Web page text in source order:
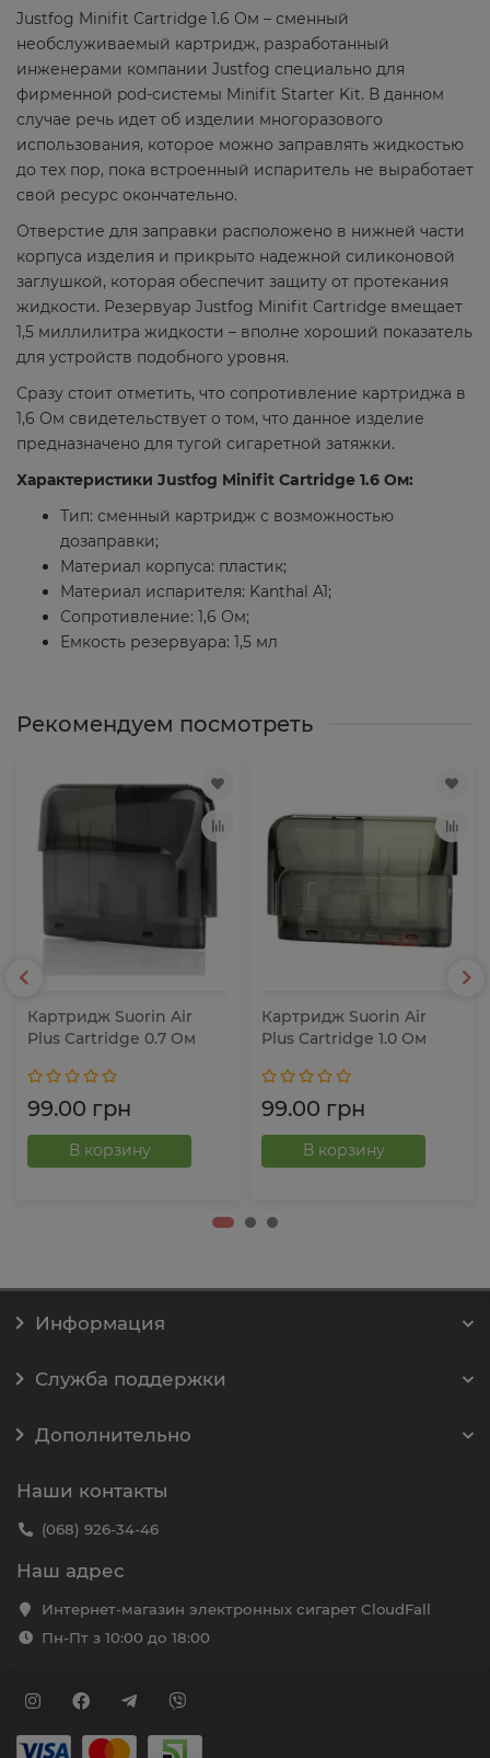
Justfog Minifit Cartridge 1.6 Ом – сменный
необслуживаемый картридж, разработанный
инженерами компании Justfog специально для
фирменной pod-системы Minifit Starter Kit. В данном
случае речь идет об изделии многоразового
использования, которое можно заправлять жидкостью
до тех пор, пока встроенный испаритель не выработает
свой ресурс окончательно.
Отверстие для заправки расположено в нижней части
корпуса изделия и прикрыто надежной силиконовой
заглушкой, которая обеспечит защиту от протекания
жидкости. Резервуар Justfog Minifit Cartridge вмещает
1,5 миллилитра жидкости – вполне хороший показатель
для устройств подобного уровня.
Сразу стоит отметить, что сопротивление картриджа в
1,6 Ом свидетельствует о том, что данное изделие
предназначено для тугой сигаретной затяжки.
Характеристики Justfog Minifit Cartridge 1.6 Ом:
Тип: сменный картридж с возможностью
дозаправки;
Материал корпуса: пластик;
Материал испарителя: Kanthal A1;
Сопротивление: 1,6 Ом;
Емкость резервуара: 1,5 мл
Рекомендуем посмотреть
Картридж Suorin Air
Plus Cartridge 0.7 Ом
99.00 грн
В корзину
Картридж Suorin Air
Plus Cartridge 1.0 Ом
99.00 грн
В корзину
Информация
Служба поддержки
Дополнительно
Наши контакты
(068) 926-34-46
Наш адрес
Интернет-магазин электронных сигарет CloudFall
Пн-Пт з 10:00 до 18:00